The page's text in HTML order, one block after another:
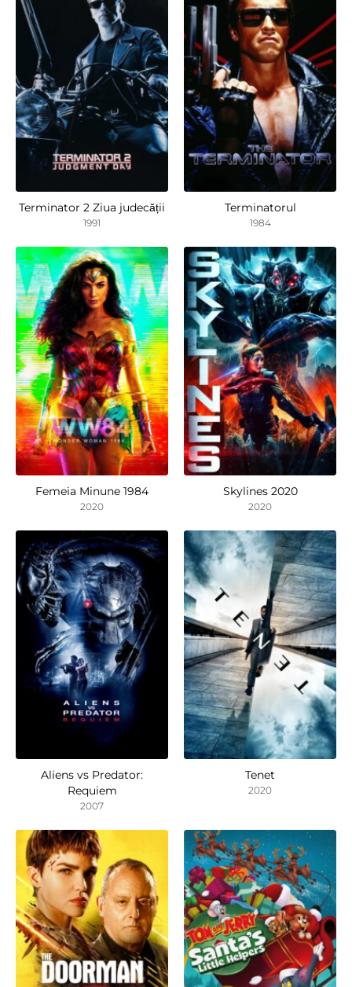
Terminator 2 Ziua judecății
1991
Terminatorul
1984
Femeia Minune 1984
2020
Skylines 2020
2020
Aliens vs Predator:
Requiem
2007
Tenet
2020